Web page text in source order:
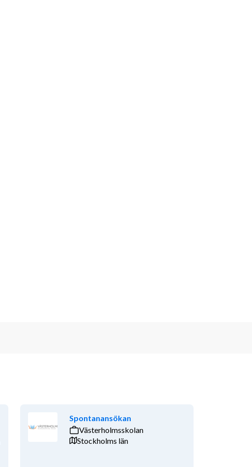
Spontanansökan
Västerholmsskolan
Stockholms län